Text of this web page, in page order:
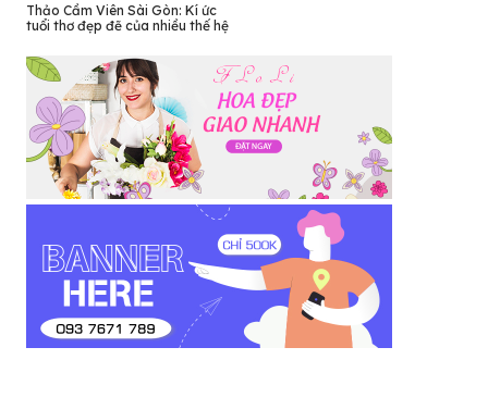
Thảo Cầm Viên Sài Gòn: Kí ức
tuổi thơ đẹp đẽ của nhiều thế hệ